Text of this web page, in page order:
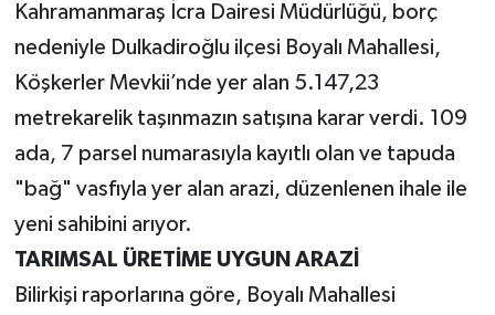
Kahramanmaraş İcra Dairesi Müdürlüğü, borç
nedeniyle Dulkadiroğlu ilçesi Boyalı Mahallesi,
Köşkerler Mevkii’nde yer alan 5.147,23
metrekarelik taşınmazın satışına karar verdi. 109
ada, 7 parsel numarasıyla kayıtlı olan ve tapuda
"bağ" vasfıyla yer alan arazi, düzenlenen ihale ile
yeni sahibini arıyor.
TARIMSAL ÜRETİME UYGUN ARAZİ
Bilirkişi raporlarına göre, Boyalı Mahallesi